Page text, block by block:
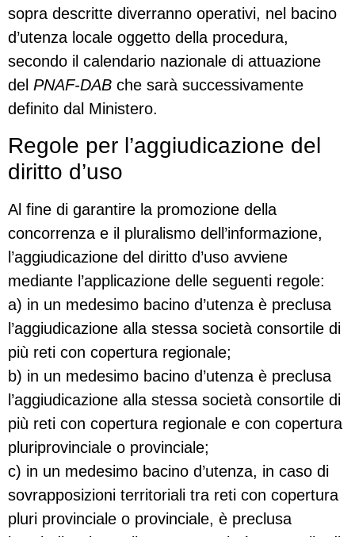
sopra descritte diverranno operativi, nel bacino
d’utenza locale oggetto della procedura,
secondo il calendario nazionale di attuazione
del PNAF-DAB che sarà successivamente
definito dal Ministero.
Regole per l’aggiudicazione del
diritto d’uso
Al fine di garantire la promozione della
concorrenza e il pluralismo dell’informazione,
l’aggiudicazione del diritto d’uso avviene
mediante l’applicazione delle seguenti regole:
a) in un medesimo bacino d’utenza è preclusa
l’aggiudicazione alla stessa società consortile di
più reti con copertura regionale;
b) in un medesimo bacino d’utenza è preclusa
l’aggiudicazione alla stessa società consortile di
più reti con copertura regionale e con copertura
pluriprovinciale o provinciale;
c) in un medesimo bacino d’utenza, in caso di
sovrapposizioni territoriali tra reti con copertura
pluri provinciale o provinciale, è preclusa